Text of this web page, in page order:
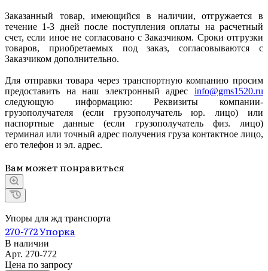
Заказанный товар, имеющийся в наличии, отгружается в
течение 1-3 дней после поступления оплаты на расчетный
счет, если иное не согласовано с Заказчиком. Сроки отгрузки
товаров, приобретаемых под заказ, согласовываются с
Заказчиком дополнительно.
Для отправки товара через транспортную компанию просим
предоставить на наш электронный адрес info@gms1520.ru
следующую информацию: Реквизиты компании-
грузополучателя (если грузополучатель юр. лицо) или
паспортные данные (если грузополучатель физ. лицо)
терминал или точный адрес получения груза контактное лицо,
его телефон и эл. адрес.
Вам может понравиться
Упоры для жд транспорта
270-772 Упорка
В наличии
Арт. 270-772
Цена по запросу